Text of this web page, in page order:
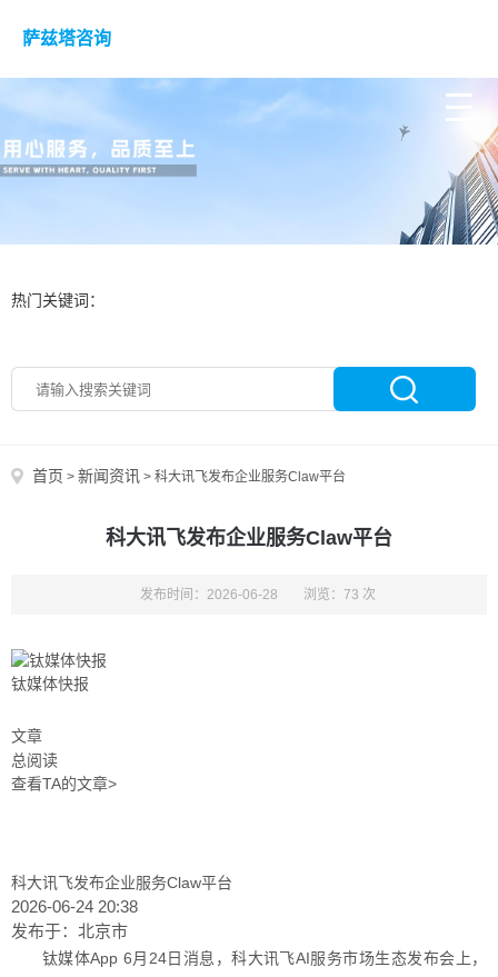
萨兹塔咨询
热门关键词：
首页 > 新闻资讯 > 科大讯飞发布企业服务Claw平台
科大讯飞发布企业服务Claw平台
发布时间：2026-06-28 浏览：73 次
钛媒体快报
文章
总阅读
查看TA的文章>
科大讯飞发布企业服务Claw平台
2026-06-24 20:38
发布于： 北京市
钛媒体App 6月24日消息，科大讯飞AI服务市场生态发布会上，